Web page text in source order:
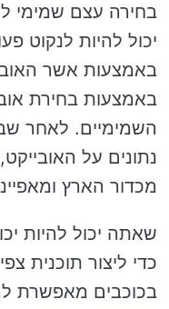
בחירה עצם שמימי
יכול להיות לנקוט
באמצעות אשר
באמצעות בחירת
השמימיים. לאחר
נתונים על
מכדור הארץ
שאתה יכול להיות
כדי ליצור תוכנית
בכוכבים מאפשרת